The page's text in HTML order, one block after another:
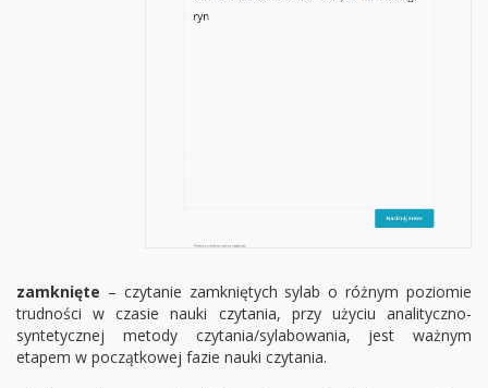
zamknięte – czytanie zamkniętych sylab o różnym poziomie
trudności w czasie nauki czytania, przy użyciu analityczno-
syntetycznej metody czytania/sylabowania, jest ważnym
etapem w początkowej fazie nauki czytania.